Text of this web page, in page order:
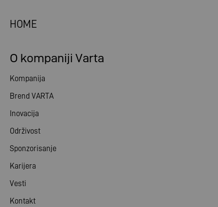
HOME
O kompaniji Varta
Kompanija
Brend VARTA
Inovacija
Održivost
Sponzorisanje
Karijera
Vesti
Kontakt